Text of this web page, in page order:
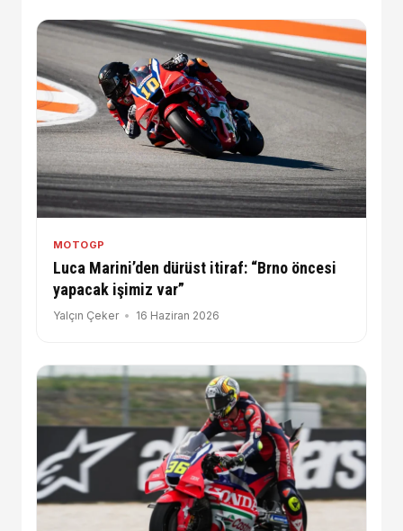
MOTOGP
Luca Marini’den dürüst itiraf: “Brno öncesi
yapacak işimiz var”
Yalçın Çeker 16 Haziran 2026